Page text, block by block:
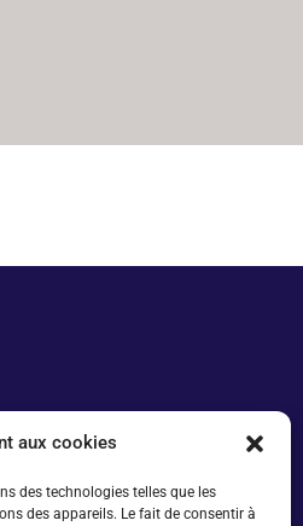
aux cookies
des technologies telles que les
des appareils. Le fait de consentir à